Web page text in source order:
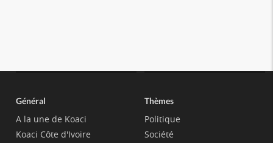
Général
A la une de Koaci
Koaci Côte d'Ivoire
Thèmes
Politique
Société